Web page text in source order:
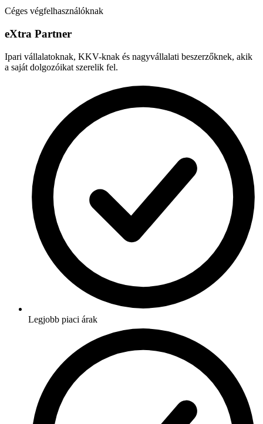
Céges végfelhasználóknak
eXtra Partner
Ipari vállalatoknak, KKV-knak és nagyvállalati beszerzőknek, akik
a saját dolgozóikat szerelik fel.
Legjobb piaci árak